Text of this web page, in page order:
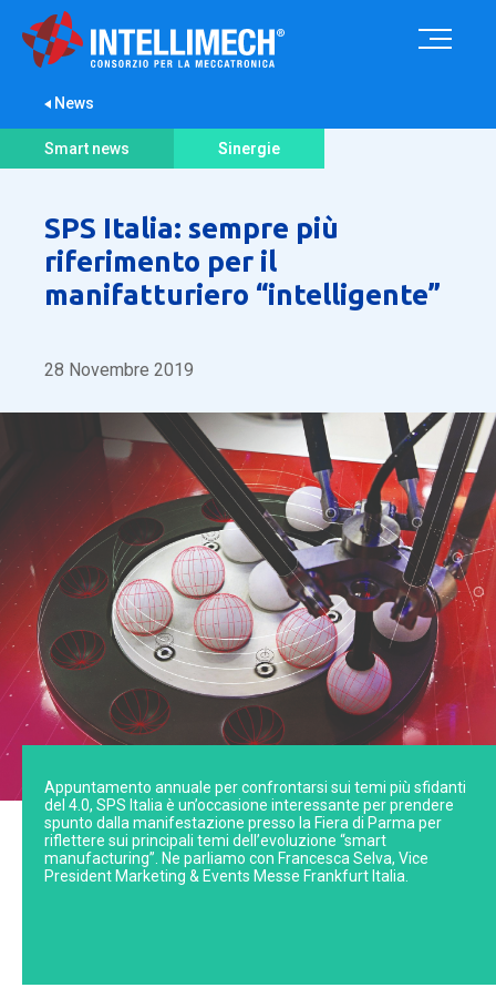
News
Smart news Sinergie
SPS Italia: sempre più
riferimento per il
manifatturiero “intelligente”
28 Novembre 2019
Appuntamento annuale per confrontarsi sui temi più sfidanti
del 4.0, SPS Italia è un’occasione interessante per prendere
spunto dalla manifestazione presso la Fiera di Parma per
riflettere sui principali temi dell’evoluzione “smart
manufacturing”. Ne parliamo con Francesca Selva, Vice
President Marketing & Events Messe Frankfurt Italia.